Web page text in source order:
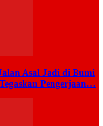
Asal Jadi di Bumi
Pengerjaan…